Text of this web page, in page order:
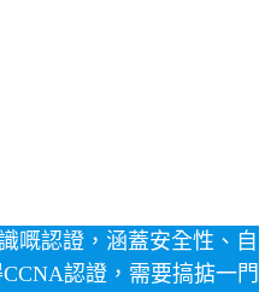
嘅認證，涵蓋安全性、自
認證，需要搞掂一門